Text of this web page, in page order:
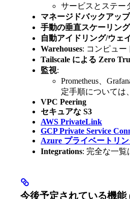
サービスとステー
マネージドバックアッ
手動の垂直スケーリン
自動アイドリング/ウェ
Warehouses: コンピュー
Tailscale による Zero
監視:
Prometheus、
定手順については、
VPC Peering
セキュアな S3
AWS PrivateLink
GCP Private Service
Azure プライベートリン
Integrations: 完全な一覧
今後予定されている機能